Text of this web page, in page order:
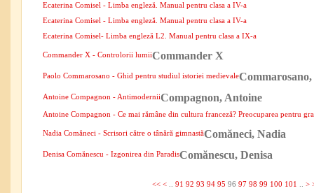
Ecaterina Comisel - Limba engleză. Manual pentru clasa a IV-a
Ecaterina Comisel - Limba engleză. Manual pentru clasa a IV-a
Ecaterina Comisel- Limba engleză L2. Manual pentru clasa a IX-a
Commander X
Commander X - Controlorii lumii
Commarosano,
Paolo Commarosano - Ghid pentru studiul istoriei medievale
Compagnon, Antoine
Antoine Compagnon - Antimodernii
Antoine Compagnon - Ce mai rămâne din cultura franceză? Preocuparea pentru
Comăneci, Nadia
Nadia Comăneci - Scrisori către o tânără gimnastă
Comănescu, Denisa
Denisa Comănescu - Izgonirea din Paradis
<< <.. 91 92 93 94 95 96 97 98 99 100 101 >